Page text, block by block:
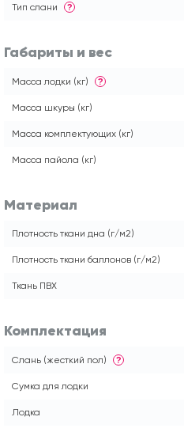
Тип слани ?
Габариты и вес
Масса лодки (кг) ?
Масса шкуры (кг)
Масса комплектующих (кг)
Масса пайола (кг)
Материал
Плотность ткани дна (г/м2)
Плотность ткани баллонов (г/м2)
Ткань ПВХ
Комплектация
Слань (жесткий пол) ?
Сумка для лодки
Лодка